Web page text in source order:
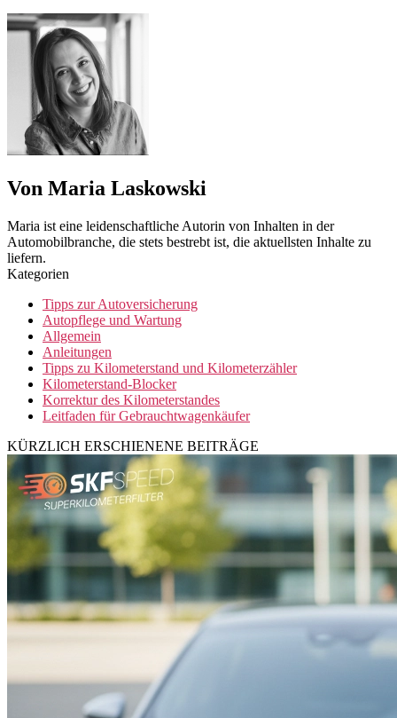
Von Maria Laskowski
Maria ist eine leidenschaftliche Autorin von Inhalten in der
Automobilbranche, die stets bestrebt ist, die aktuellsten Inhalte zu
liefern.
Kategorien
Tipps zur Autoversicherung
Autopflege und Wartung
Allgemein
Anleitungen
Tipps zu Kilometerstand und Kilometerzähler
Kilometerstand-Blocker
Korrektur des Kilometerstandes
Leitfaden für Gebrauchtwagenkäufer
KÜRZLICH ERSCHIENENE BEITRÄGE